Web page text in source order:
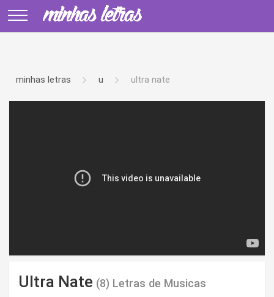
minhas letras u ultra nate
Ultra Nate (8) Letras de Musicas